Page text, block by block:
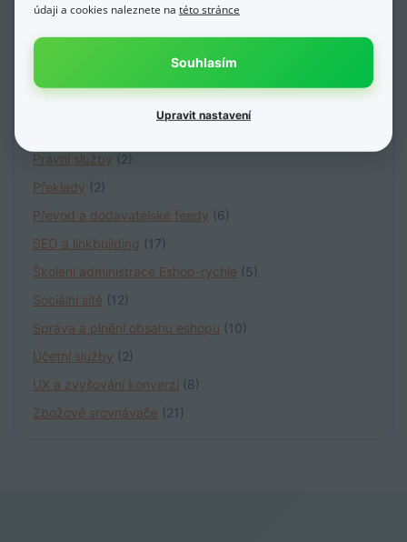
Grafika a animace (11)
Kódování
Právní služby (2)
Překlady (2)
Převod a dodavatelské feedy (6)
SEO a linkbuilding (17)
Školení administrace Eshop-rychle (5)
Sociální sítě (12)
Správa a plnění obsahu eshopu (10)
Účetní služby (2)
UX a zvyšování konverzí (8)
Zbožové srovnávače (21)
údaji a cookies naleznete na této stránce
Souhlasím
Upravit nastavení